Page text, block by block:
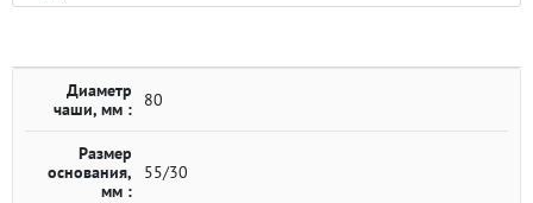
Диаметр
чаши, мм :
80
Размер
основания,
мм :
55/30